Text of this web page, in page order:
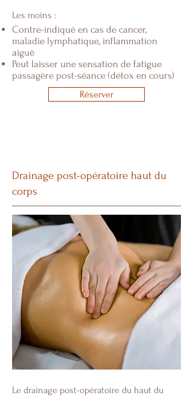
Les moins :
Contre-indiqué en cas de cancer,
maladie lymphatique, inflammation
aiguë
Peut laisser une sensation de fatigue
passagère post-séance (détox en cours)
Réserver
Drainage post-opératoire haut du
corps
Le drainage post-opératoire du haut du